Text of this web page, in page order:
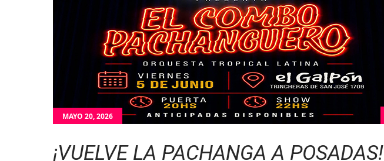
MAYO 20, 2026
¡VUELVE LA PACHANGA A POSADAS!